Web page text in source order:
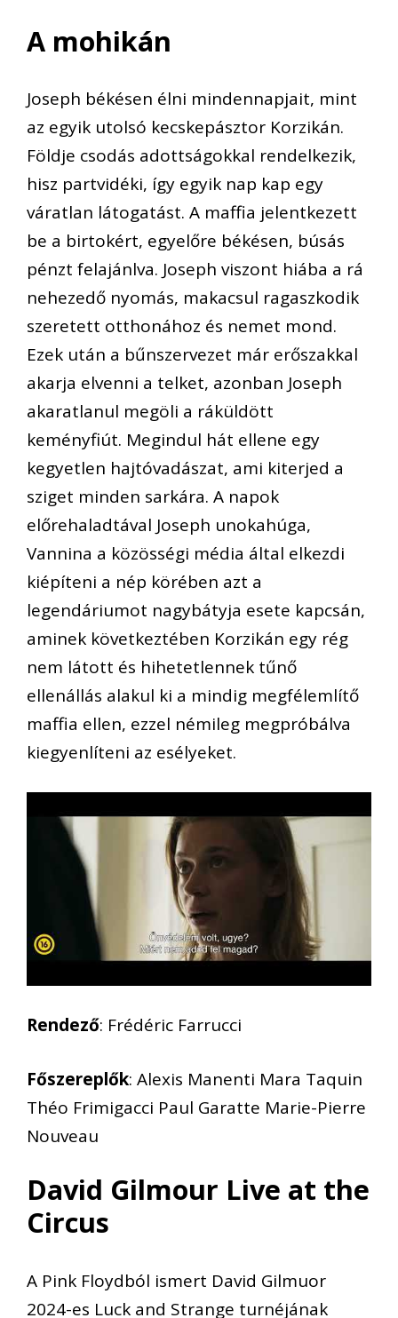
A mohikán
Joseph békésen élni mindennapjait, mint
az egyik utolsó kecskepásztor Korzikán.
Földje csodás adottságokkal rendelkezik,
hisz partvidéki, így egyik nap kap egy
váratlan látogatást. A maffia jelentkezett
be a birtokért, egyelőre békésen, búsás
pénzt felajánlva. Joseph viszont hiába a rá
nehezedő nyomás, makacsul ragaszkodik
szeretett otthonához és nemet mond.
Ezek után a bűnszervezet már erőszakkal
akarja elvenni a telket, azonban Joseph
akaratlanul megöli a ráküldött
keményfiút. Megindul hát ellene egy
kegyetlen hajtóvadászat, ami kiterjed a
sziget minden sarkára. A napok
előrehaladtával Joseph unokahúga,
Vannina a közösségi média által elkezdi
kiépíteni a nép körében azt a
legendáriumot nagybátyja esete kapcsán,
aminek következtében Korzikán egy rég
nem látott és hihetetlennek tűnő
ellenállás alakul ki a mindig megfélemlítő
maffia ellen, ezzel némileg megpróbálva
kiegyenlíteni az esélyeket.
Rendező: Frédéric Farrucci
Főszereplők: Alexis Manenti Mara Taquin
Théo Frimigacci Paul Garatte Marie-Pierre
Nouveau
David Gilmour Live at the
Circus
A Pink Floydból ismert David Gilmuor
2024-es Luck and Strange turnéjának